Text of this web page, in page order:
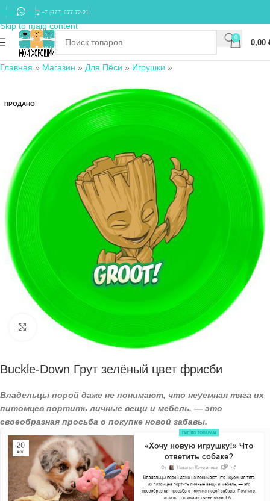
Skip to navigation
Skip to main content
+7 (977) 677-72-21
0
0,00
Главная » Магазин » Для Пёси » Игрушки »
ПРОДАНО
Нажмите, чтобы увеличить
Buckle-Down Грут зелёный цвет фрисби
Владельцы порой даже не понимают, что неуемная тяга их
питомцев портить личные вещи и мебель, — это
своеобразная просьба о покупке новой забавы.